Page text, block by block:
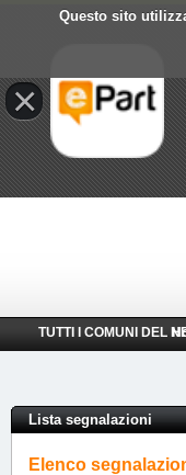
Questo sito
TUTTI I COMUNI DEL
Lista segnalazioni
Elenco
×